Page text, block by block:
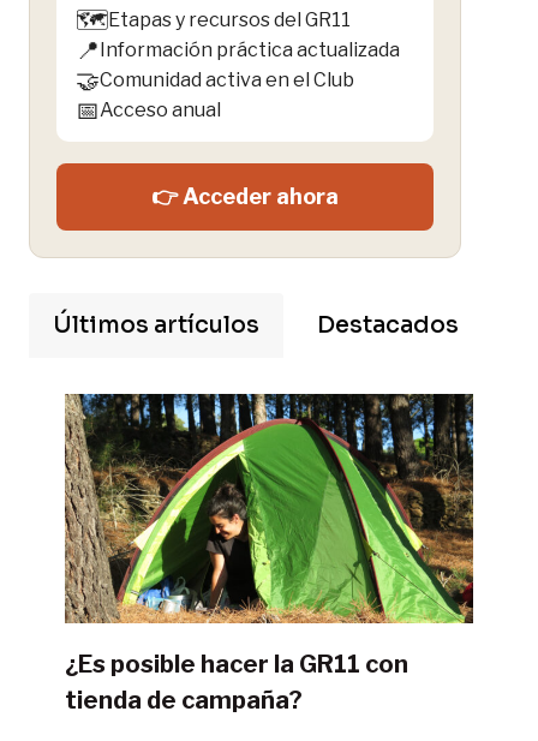
🗺️Etapas y recursos del GR11
📍 Información práctica actualizada
🤝Comunidad activa en el Club
📅Acceso anual
👉 Acceder ahora
Últimos artículos Destacados
¿Es posible hacer la GR11 con
tienda de campaña?